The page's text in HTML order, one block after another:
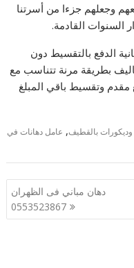
وجعلهم جزءا من أسرتنا
السنوات القادمة.
الدفع بالتقسيط دون
بطريقة مرنة تتناسب مع
مقدم وتقسيط باقي المبلغ
بالقطيف, عامل دهانات في
دهان مباني فى الظهران
0553523867